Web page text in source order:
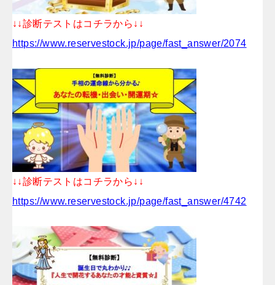
↓↓診断テストはコチラから↓↓
https://www.reservestock.jp/page/fast_answer/2074
↓↓診断テストはコチラから↓↓
https://www.reservestock.jp/page/fast_answer/4742